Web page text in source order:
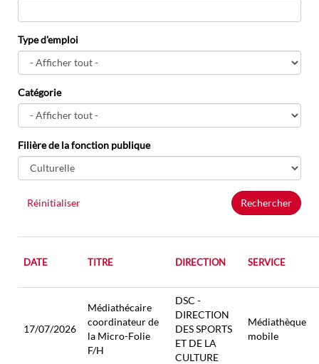
Type d'emploi
Catégorie
Filière de la fonction publique
Rechercher
Réinitialiser
DATE TITRE DIRECTION SERVICE
17/07/2026
Médiathécaire
coordinateur de
la Micro-Folie
F/H
DSC -
DIRECTION
DES SPORTS
ET DE LA
CULTURE
Médiathèque
mobile